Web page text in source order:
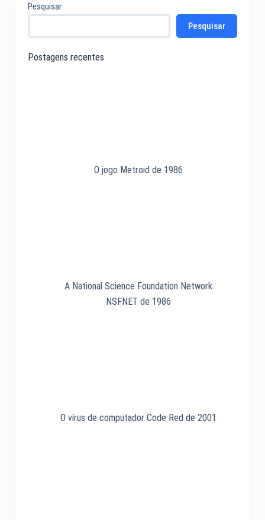
jogo
Donkey
Kong
Pesquisar
Pesquisar
Postagens recentes
O jogo Metroid de 1986
A National Science Foundation Network
NSFNET de 1986
O vírus de computador Code Red de 2001